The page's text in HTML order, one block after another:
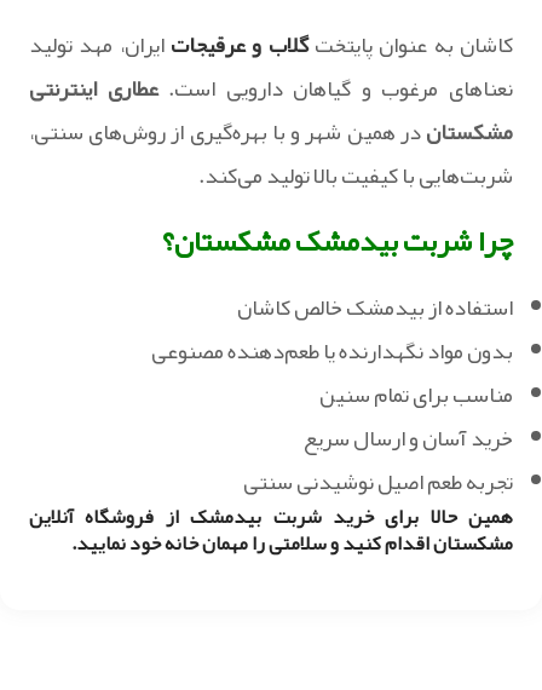
کاشان به‌ عنوان پایتختگلاب و عرقیجاتایران، مهد تولید
نعناهای مرغوب و گیاهان دارویی است.عطاری اینترنتی
مشکستاندر همین شهر و با بهره‌گیری از روش‌های سنتی،
شربت‌هایی با کیفیت بالا تولید می‌کند.
چرا شربت بیدمشک مشکستان؟
استفاده از بیدمشک خالص کاشان
بدون مواد نگهدارنده یا طعم‌دهنده مصنوعی
مناسب برای تمام سنین
خرید آسان و ارسال سریع
تجربه طعم اصیل نوشیدنی سنتی
همین حالا برای خرید شربت بیدمشک از فروشگاه آنلاین
مشکستان اقدام کنید و سلامتی را مهمان خانه خود نمایید.